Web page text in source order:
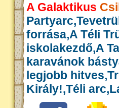
A Galaktikus
forrása,A Téli
iskolakezdő,A
karavánok
legjobb
Király!,Téli